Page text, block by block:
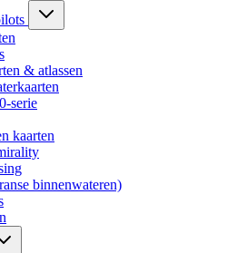
& atlassen
serie
kaarten
binnenwateren)